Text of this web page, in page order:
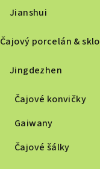
Jianshui
Čajový porcelán & sklo
Jingdezhen
Čajové konvičky
Gaiwany
Čajové šálky